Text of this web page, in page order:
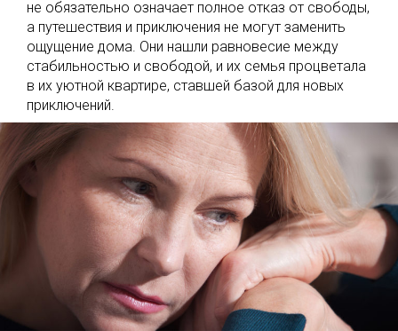
не обязательно означает полное отказ от свободы,
а путешествия и приключения не могут заменить
ощущение дома. Они нашли равновесие между
стабильностью и свободой, и их семья процветала
в их уютной квартире, ставшей базой для новых
приключений.